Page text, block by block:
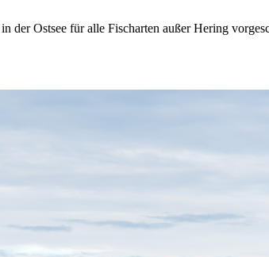
der Ostsee für alle Fischarten außer Hering